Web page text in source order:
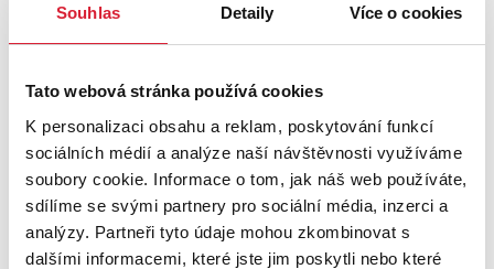
Souhlas Detaily Více o cookies
Tato webová stránka používá cookies
K personalizaci obsahu a reklam, poskytování funkcí
sociálních médií a analýze naší návštěvnosti využíváme
soubory cookie. Informace o tom, jak náš web používáte,
sdílíme se svými partnery pro sociální média, inzerci a
analýzy. Partneři tyto údaje mohou zkombinovat s
dalšími informacemi, které jste jim poskytli nebo které
Info o ceně u RK
Sleva